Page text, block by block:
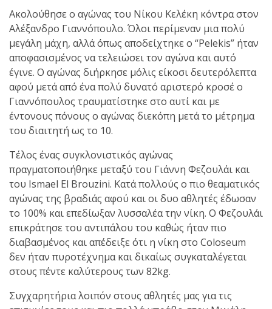
Galatsi..!
Ακολούθησε ο αγώνας του Νίκου Κελέκη κόντρα στον
Αλέξανδρο Γιαννόπουλο. Όλοι περίμεναν μια πολύ
μεγάλη μάχη, αλλά όπως αποδείχτηκε ο “Pelekis” ήταν
αποφασισμένος να τελειώσει τον αγώνα και αυτό
έγινε. Ο αγώνας διήρκησε μόλις είκοσι δευτερόλεπτα
αφού μετά από ένα πολύ δυνατό αριστερό κροσέ ο
Γιαννόπουλος τραυματίστηκε στο αυτί και με
έντονους πόνους ο αγώνας διεκόπη μετά το μέτρημα
του διαιτητή ως το 10.
Τέλος ένας συγκλονιστικός αγώνας
πραγματοποιήθηκε μεταξύ του Γιάννη Φεζουλάι και
του Ismael El Brouzini. Κατά πολλούς ο πιο θεαματικός
αγώνας της βραδιάς αφού και οι δυο αθλητές έδωσαν
το 100% και επεδίωξαν λυσσαλέα την νίκη. Ο Φεζουλάι
επικράτησε του αντιπάλου του καθώς ήταν πιο
διαβασμένος και απέδειξε ότι η νίκη στο Coloseum
δεν ήταν πυροτέχνημα και δικαίως συγκαταλέγεται
στους πέντε καλύτερους των 82kg.
Συγχαρητήρια λοιπόν στους αθλητές μας για τις